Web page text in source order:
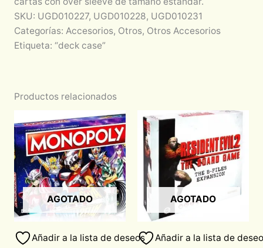
SKU: UGD010227, UGD010228, UGD010231
Categorías: Accesorios, Otros, Otros Accesorios
Etiqueta: “deck case”
Productos relacionados
AGOTADO
Añadir a la lista de deseos
AGOTADO
Añadir a la lista de